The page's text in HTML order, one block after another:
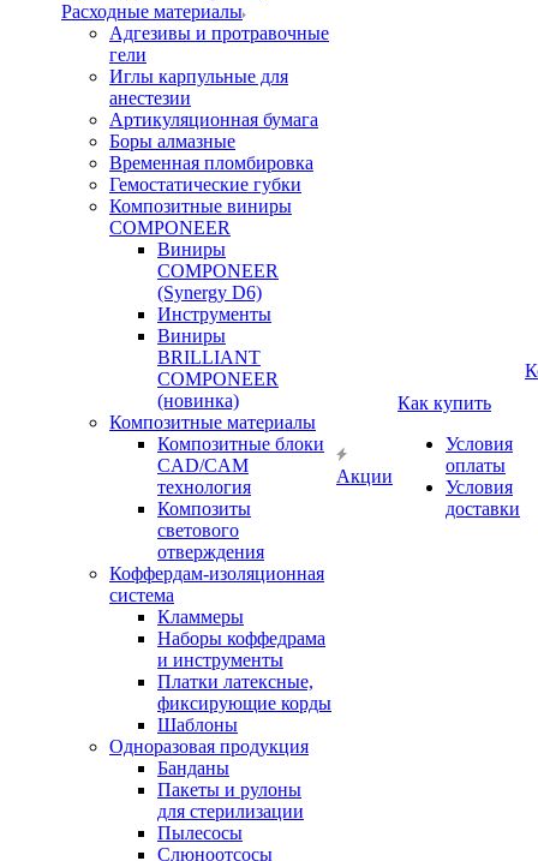
Расходные материалы
Адгезивы и протравочные
гели
Иглы карпульные для
анестезии
Артикуляционная бумага
Боры алмазные
Временная пломбировка
Гемостатические губки
Композитные виниры
COMPONEER
Виниры
COMPONEER
(Synergy D6)
Инструменты
Виниры
BRILLIANT
COMPONEER
(новинка)
Композитные материалы
Композитные блоки
CAD/СAM
технология
Композиты
светового
отверждения
Коффердам-изоляционная
система
Кламмеры
Наборы коффедрама
и инструменты
Платки латексные,
фиксирующие корды
Шаблоны
Одноразовая продукция
Банданы
Пакеты и рулоны
для стерилизации
Пылесосы
Слюноотсосы
Акции
Как купить
Условия
оплаты
Условия
доставки